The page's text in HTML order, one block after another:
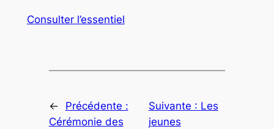
Consulter l’essentiel
←
Précédente :
Cérémonie des
Suivante : Les
jeunes